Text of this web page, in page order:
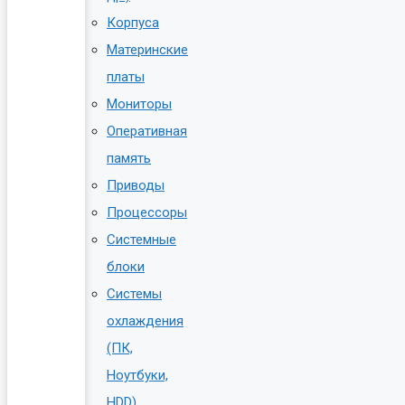
Корпуса
Материнские
платы
Мониторы
Оперативная
память
Приводы
Процессоры
Системные
блоки
Системы
охлаждения
(ПК,
Ноутбуки,